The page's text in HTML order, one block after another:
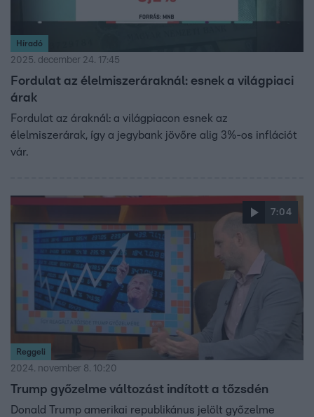
Híradó
2025. december 24. 17:45
Fordulat az élelmiszeráraknál: esnek a világpiaci
árak
Fordulat az áraknál: a világpiacon esnek az
élelmiszerárak, így a jegybank jövőre alig 3%-os inflációt
vár.
7:04
Reggeli
2024. november 8. 10:20
Trump győzelme változást indított a tőzsdén
Donald Trump amerikai republikánus jelölt győzelme